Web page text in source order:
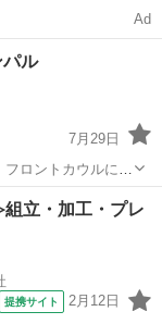
Ad
ル
7月29日
ん。それぞれ動作
立・加工・プレ
提携サイト 2月12日